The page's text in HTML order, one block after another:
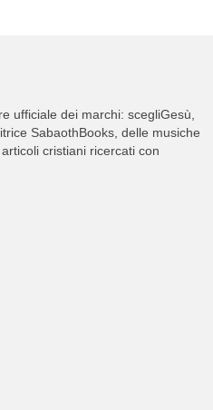
ufficiale dei marchi: scegliGesù,
SabaothBooks, delle musiche
cristiani ricercati con